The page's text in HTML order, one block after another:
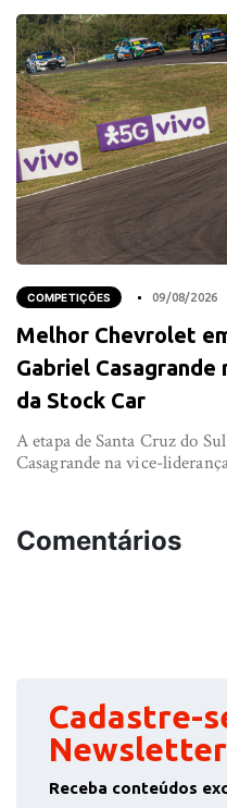
COMPETIÇÕES 09/08/2026
Melhor Chevrolet
Gabriel
da Stock Car
A etapa de Santa Cruz do
Casagrande na vice-
Comentários
Cadastre-
Newsletter
Receba conteúdos